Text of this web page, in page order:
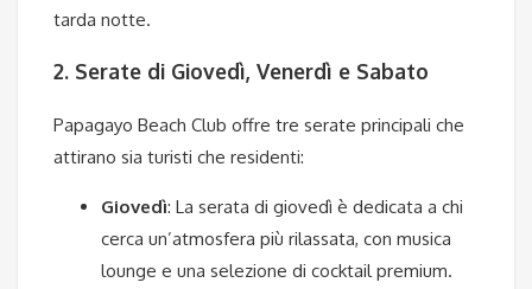
tarda notte.
2. Serate di Giovedì, Venerdì e Sabato
Papagayo Beach Club offre tre serate principali che
attirano sia turisti che residenti:
Giovedì: La serata di giovedì è dedicata a chi
cerca un’atmosfera più rilassata, con musica
lounge e una selezione di cocktail premium.